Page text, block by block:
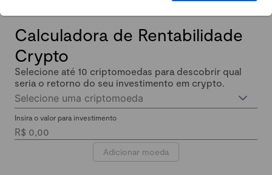
Calculadora de Rentabilidade
Crypto
Selecione até 10 criptomoedas para descobrir qual
seria o retorno do seu investimento em crypto.
Selecione uma criptomoeda
Insira o valor para investimento
Adicionar moeda